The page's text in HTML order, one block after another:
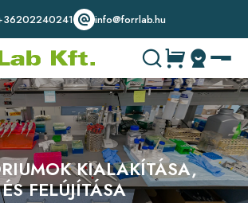
info@forrlab.hu
KIALAKÍTÁSA,
FELÚJÍTÁSA